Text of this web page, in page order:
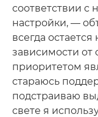
соответствии с
настройки, —
всегда
зависимости
приоритетом
стараюсь
подстраиваю
свете я